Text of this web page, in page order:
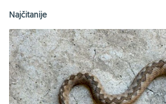
Najčitanije